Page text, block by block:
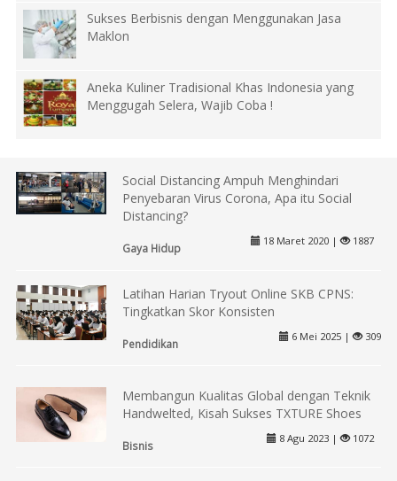
Sukses Berbisnis dengan Menggunakan Jasa
Maklon
Aneka Kuliner Tradisional Khas Indonesia yang
Menggugah Selera, Wajib Coba !
Social Distancing Ampuh Menghindari
Penyebaran Virus Corona, Apa itu Social
Distancing?
Gaya Hidup
18 Maret 2020 | 1887
Latihan Harian Tryout Online SKB CPNS:
Tingkatkan Skor Konsisten
Pendidikan
6 Mei 2025 | 309
Membangun Kualitas Global dengan Teknik
Handwelted, Kisah Sukses TXTURE Shoes
Bisnis
8 Agu 2023 | 1072